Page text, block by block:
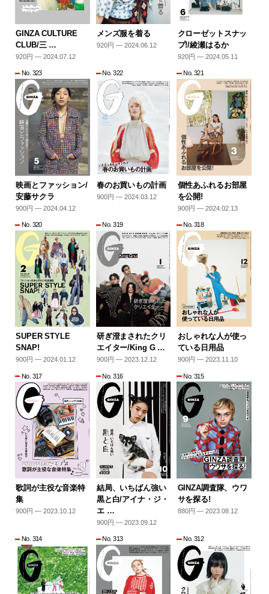
GINZA CULTURE
CLUB/三 …
920円 — 2024.07.12
メンズ服を着る
920円 — 2024.06.12
クローゼットスナッ
プ!/綾瀬はるか
920円 — 2024.05.11
No. 323
映画とファッション/
安藤サクラ
900円 — 2024.04.12
No. 322
春のお買いもの計画
900円 — 2024.03.12
No. 321
個性あふれるお部屋
を公開!
900円 — 2024.02.13
No. 320
SUPER STYLE
SNAP!
900円 — 2024.01.12
No. 319
研ぎ澄まされたクリ
エイター/King G …
900円 — 2023.12.12
No. 318
おしゃれな人が使っ
ている日用品
900円 — 2023.11.10
No. 317
歌詞が主役な音楽特
集
900円 — 2023.10.12
No. 316
結局、いちばん強い
黒と白/アイナ・ジ・
エ …
900円 — 2023.09.12
No. 315
GINZA調査隊、ウワ
サを探る!
880円 — 2023.08.12
No. 314 No. 313 No. 312